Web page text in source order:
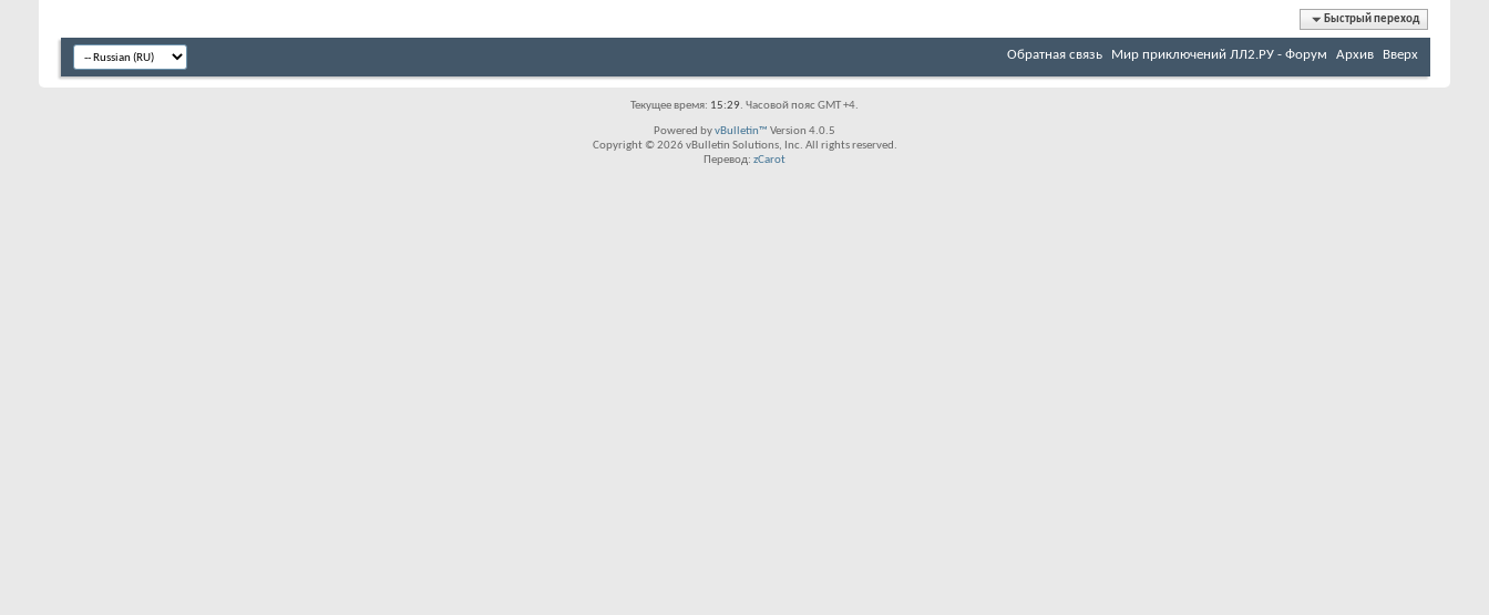
Быстрый переход
Обратная связь Мир приключений ЛЛ2.РУ - Форум Архив Вверх
Текущее время: 15:29. Часовой пояс GMT +4.
Powered byvBulletin™ Version 4.0.5
Copyright © 2026 vBulletin Solutions, Inc. All rights reserved.
Перевод: zCarot